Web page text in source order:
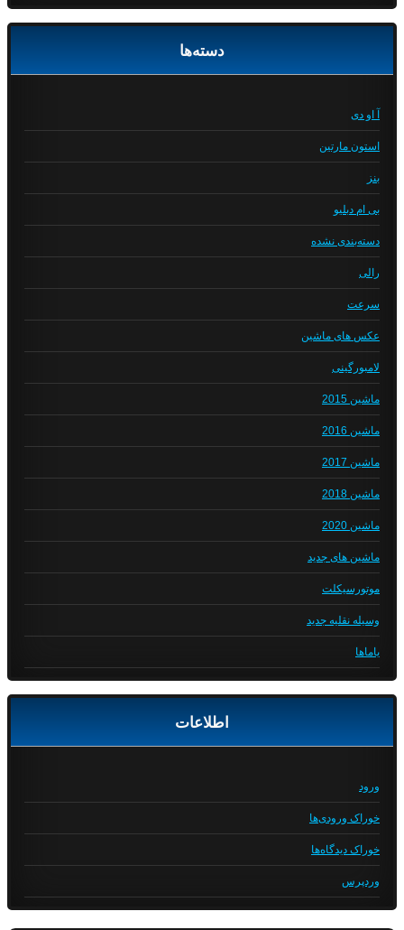
دسته‌ها
آ او دی
استون مارتین
بنز
بی ام دبلیو
دسته‌بندی نشده
رالی
سرعت
عکس های ماشین
لامبورگینی
ماشین 2015
ماشین 2016
ماشین 2017
ماشین 2018
ماشین 2020
ماشین های جدید
موتورسیکلت
وسیله نقلیه جدید
یاماها
اطلاعات
ورود
خوراک ورودی‌ها
خوراک دیدگاه‌ها
وردپرس